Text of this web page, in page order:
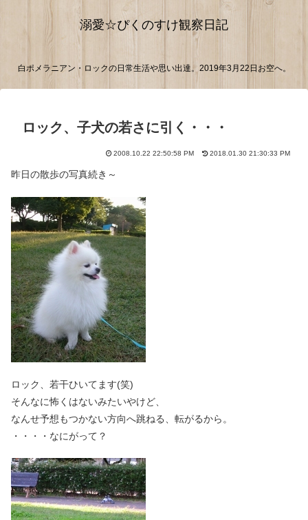
溺愛☆ぴくのすけ観察日記
白ポメラニアン・ロックの日常生活や思い出達。2019年3月22日お空へ。
ロック、子犬の若さに引く・・・
2008.10.22 22:50:58 PM 2018.01.30 21:30:33 PM
昨日の散歩の写真続き～
ロック、若干ひいてます(笑)
そんなに怖くはないみたいやけど、
なんせ予想もつかない方向へ跳ねる、転がるから。
・・・・なにがって？